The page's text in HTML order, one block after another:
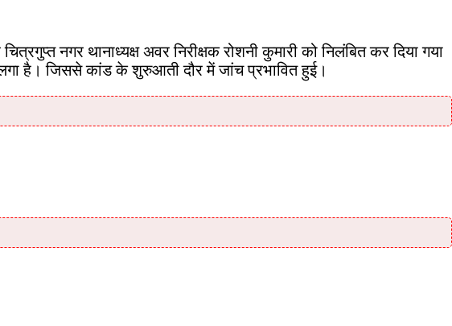
नगर थानाध्यक्ष अवर निरीक्षक रोशनी कुमारी को निलंबित कर दिया गया
लगा है। जिससे कांड के शुरुआती दौर में जांच प्रभावित हुई।